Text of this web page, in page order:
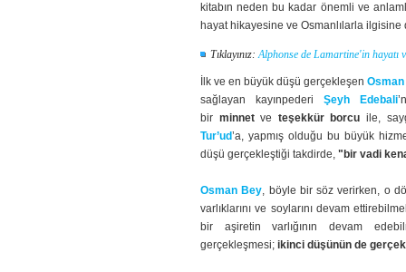
kitabın neden bu kadar önemli ve
hayat hikayesine ve Osmanlılarla ilgisine
Tıklayınız:Alphonse de Lamartine'in hayatı
İlk ve en büyük düşü gerçekleşen
sağlayan kayınpederiŞeyh Edebali
bir minnetve teşekkür borcu ile,
Tur’ud’a, yapmış olduğu bu büyük
düşü gerçekleştiği takdirde, "bir vadi
Osman Bey, böyle bir söz verirken, o
varlıklarını ve soylarını devam
bir aşiretin varlığının devam
gerçekleşmesi; ikinci düşünün de